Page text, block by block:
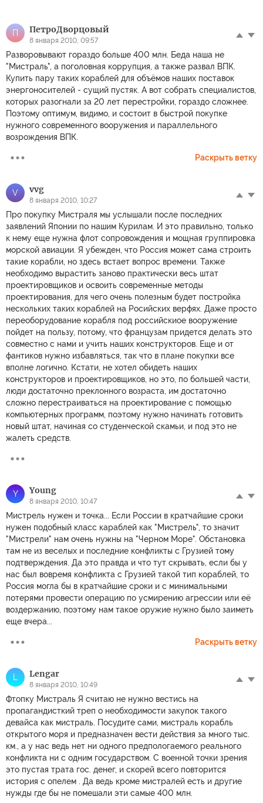
П ПетроДворцовый
8 января 2010, 09:57
Разворовывают гораздо больше 400 млн. Беда наша не
"Мистраль", а поголовная коррупция, а также развал ВПК.
Купить пару таких кораблей для объёмов наших поставок
энергоносителей - сущий пустяк. А вот собрать специалистов,
которых разогнали за 20 лет перестройки, гораздо сложнее.
Поэтому оптимум, видимо, и состоит в быстрой покупке
нужного современного вооружения и параллельного
возрождения ВПК.
Раскрыть ветку
V vvg
8 января 2010, 10:27
Про покупку Мистраля мы услышали после последних
заявлений Японии по нашим Курилам. И это правильно, только
к нему еще нужна флот сопровождения и мощная группировка
морской авиации. Я убежден, что Россия может сама строить
такие корабли, но здесь встает вопрос времени. Также
необходимо вырастить заново практически весь штат
проектировщиков и освоить современные методы
проектирования, для чего очень полезным будет постройка
нескольких таких кораблей на Росийских верфях. Даже просто
переоборудование корабля под российскиое вооружение
пойдет на пользу, потому, что французам придется делать это
совместно с нами и учить наших конструкторов. Еще и от
фантиков нужно избавляться, так что в плане покупки все
вполне логично. Кстати, не хотел обидеть наших
конструкторов и проектировщиков, но это, по большей части,
люди достаточно преклонного возраста, им достаточно
сложно перестраиваться на проектирование с помощью
компьютерных программ, поэтому нужно начинать готовить
новый штат, начиная со студенческой скамьи, и под это не
жалеть средств.
Y Young
8 января 2010, 10:47
Мистрель нужен и точка... Если России в кратчайшие сроки
нужен подобный класс караблей как "Мистрель", то значит
"Мистрели" нам очень нужны на "Черном Море". Обстановка
там не из веселых и последние конфликты с Грузией тому
подтверждения. Да это правда и что тут скрывать, если бы у
нас был вовремя конфликта с Грузией такой тип кораблей, то
Россия могла бы в кратчайшие сроки и с минимальными
потерями провести операцию по усмирению агрессии или её
воздержанию, поэтому нам такое оружие нужно было заиметь
еще вчера...
Раскрыть ветку
L Lengar
8 января 2010, 10:49
Фтопку Мистраль Я считаю не нужно вестись на
пропагандисткий треп о необходимости закупок такого
девайса как мистраль. Посудите сами, мистраль корабль
открытого моря и предназначен вести действия за много тыс.
км., а у нас ведь нет ни одного предпологаемого реального
конфликта ни с одним государством. С военной точки зрения
это пустая трата гос. денег, и скорей всего повторится
история с опелем . Да ведь кроме мистралей есть и другие
нужды где бы не помешали эти самые 400 млн.